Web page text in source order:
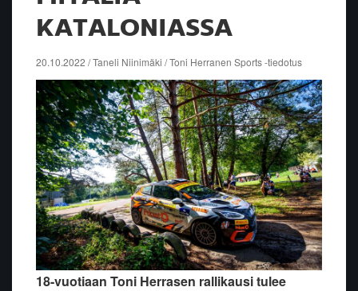
KATALONIASSA
20.10.2022 / Taneli Niinimäki / Toni Herranen Sports -tiedotus
18-vuotiaan Toni Herrasen rallikausi tulee